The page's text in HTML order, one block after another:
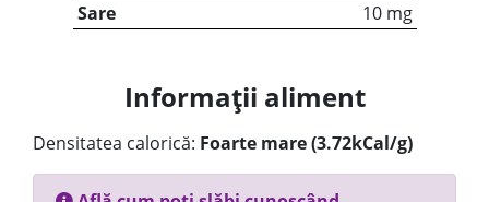
Sare
10 mg
Informații aliment
Densitatea calorică: Foarte mare (3.72kCal/g)